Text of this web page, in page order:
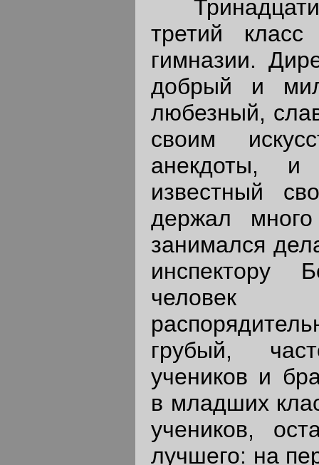
третий
гимназии.
добрый и
любезный,
своим
анекдоты,
известный
держал
занимался
инспектору
грубый,
учеников и
в младших
учеников,
лучшего: на